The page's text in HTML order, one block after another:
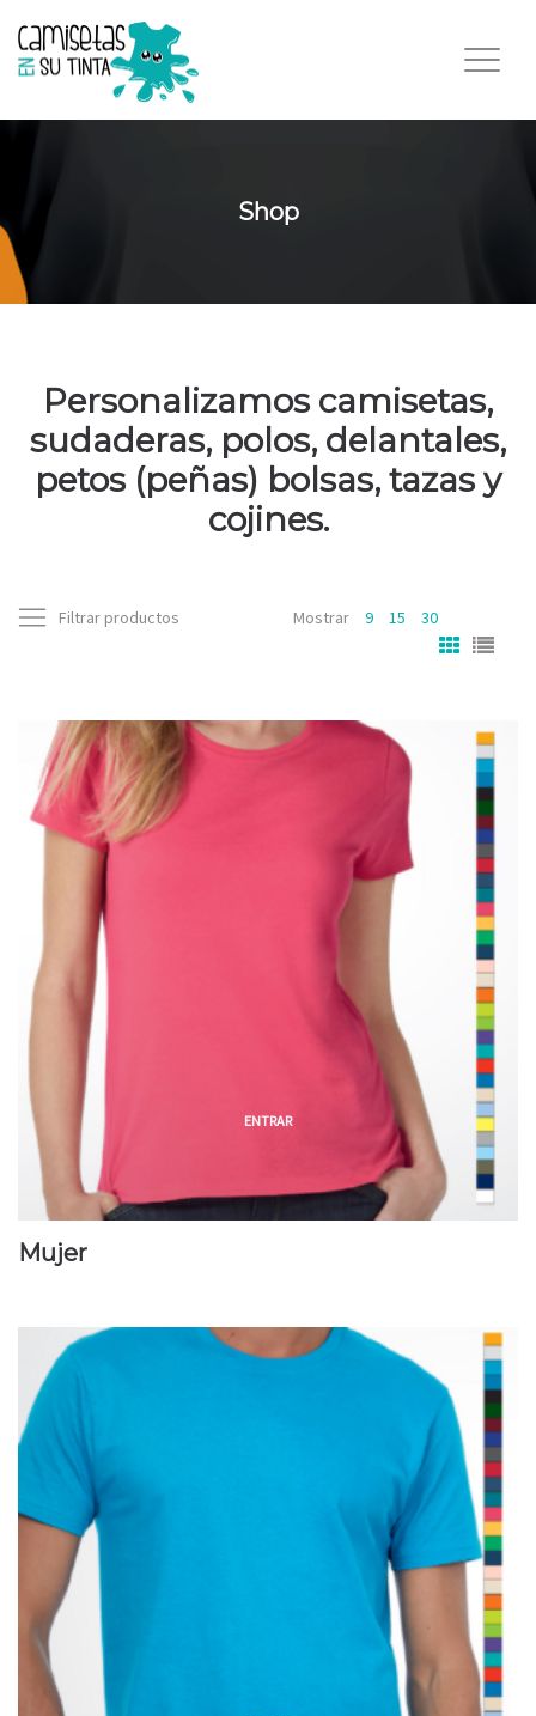
Shop
Personalizamos camisetas,
sudaderas, polos, delantales,
petos (peñas) bolsas, tazas y
cojines.
Filtrar productos Mostrar 9 15 30
ENTRAR
Mujer